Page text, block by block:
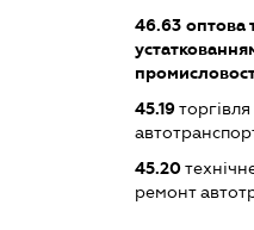
46.63оптова
45.19
45.20
ремонт